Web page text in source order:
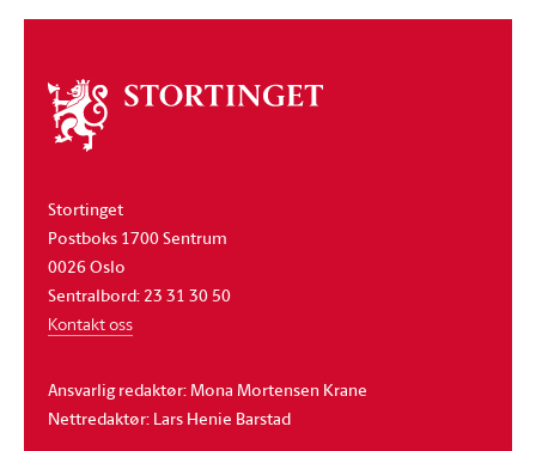
Om
stortinget
Stortinget
Postboks 1700 Sentrum
0026 Oslo
Sentralbord: 23 31 30 50
Kontakt oss
Ansvarlig redaktør: Mona Mortensen Krane
Nettredaktør: Lars Henie Barstad